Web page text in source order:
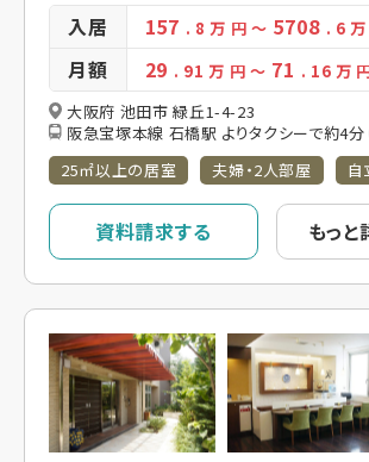
入居 157 . 8万 円～ 5708 . 6
月額 29 . 91万 円 ～ 71 . 16 万
大阪府 池田市 緑丘1-4-23
阪急宝塚本線 石橋駅 よりタクシーで約4分
25㎡以上の居室
夫婦・2人部屋 自
資料請求する もっと